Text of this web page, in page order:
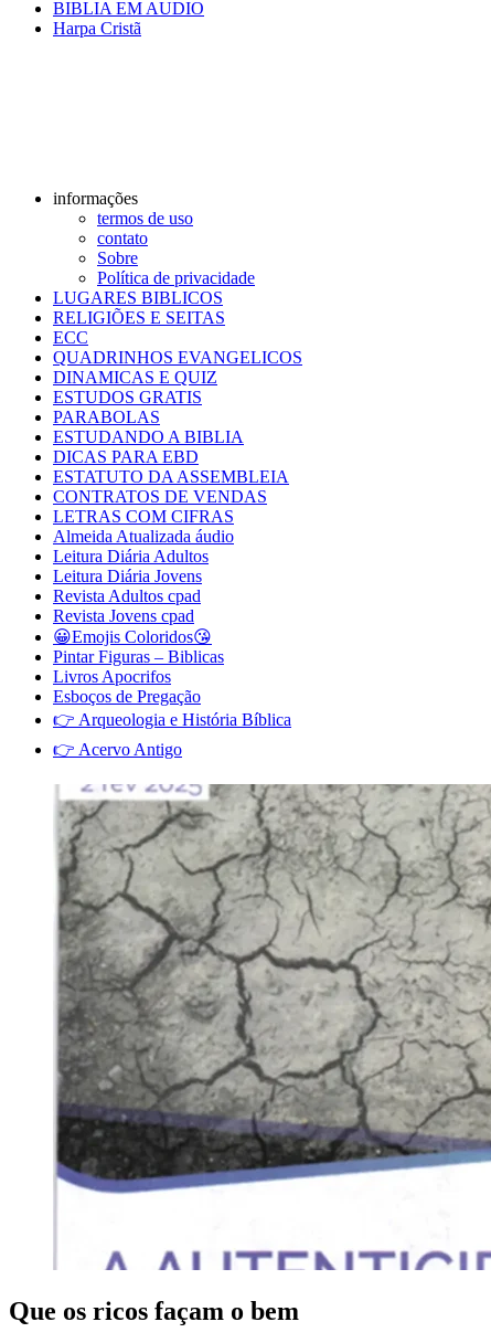
BIBLIA EM AUDIO
Harpa Cristã
informações
termos de uso
contato
Sobre
Política de privacidade
LUGARES BIBLICOS
RELIGIÕES E SEITAS
ECC
QUADRINHOS EVANGELICOS
DINAMICAS E QUIZ
ESTUDOS GRATIS
PARABOLAS
ESTUDANDO A BIBLIA
DICAS PARA EBD
ESTATUTO DA ASSEMBLEIA
CONTRATOS DE VENDAS
LETRAS COM CIFRAS
Almeida Atualizada áudio
Leitura Diária Adultos
Leitura Diária Jovens
Revista Adultos cpad
Revista Jovens cpad
😀Emojis Coloridos😘
Pintar Figuras – Biblicas
Livros Apocrifos
Esboços de Pregação
👉 Arqueologia e História Bíblica
👉 Acervo Antigo
Que os ricos façam o bem